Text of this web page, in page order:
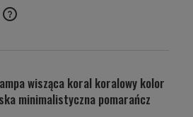
kosztów płatności
wisząca koral koralowy kolor
minimalistyczna pomarańcz